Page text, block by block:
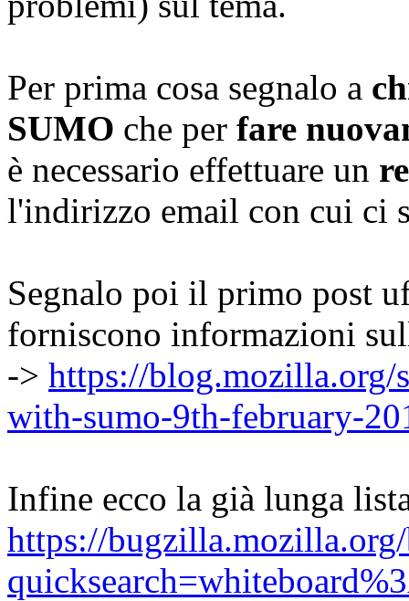
Per prima cosa segnalo a
SUMO che per fare
è necessario effettuare un
l'indirizzo email con cui ci
Segnalo poi il primo post
forniscono informazioni
-> https://blog.mozilla.org/
with-sumo-9th-february-
Infine ecco la già lunga
https://